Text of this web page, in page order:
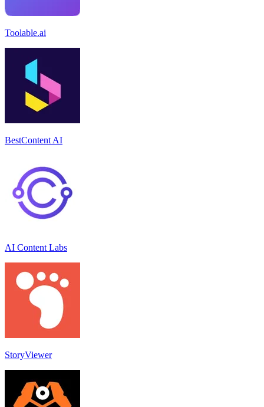
Toolable.ai
BestContent AI
AI Content Labs
StoryViewer